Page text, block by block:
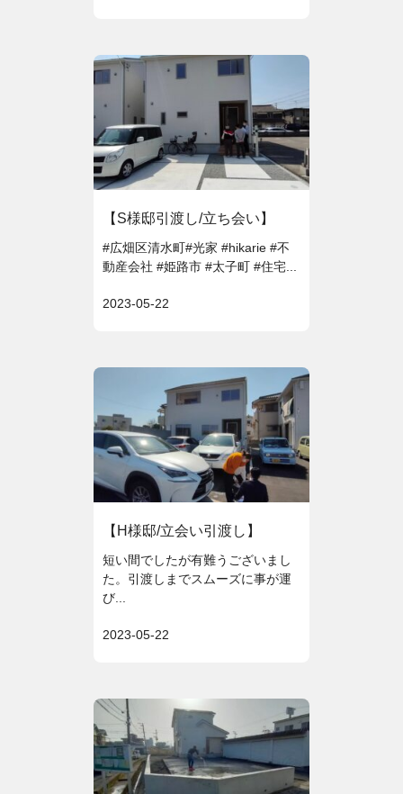
【S様邸引渡し/立ち会い】
#広畑区清水町#光家 #hikarie #不
動産会社 #姫路市 #太子町 #住宅...
2023-05-22
【H様邸/立会い引渡し】
短い間でしたが有難うございまし
た。引渡しまでスムーズに事が運
び...
2023-05-22